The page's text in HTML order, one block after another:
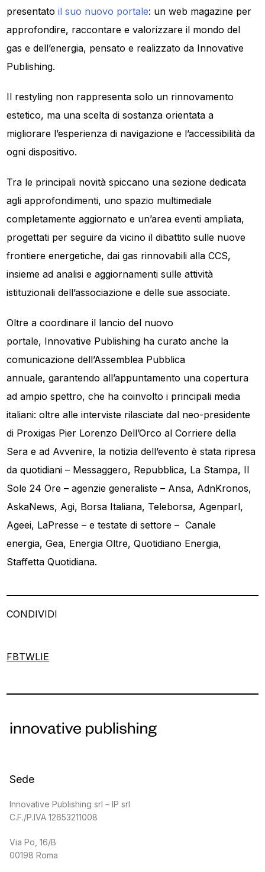
presentatoil suo nuovo portale: un web magazine per
approfondire, raccontare e valorizzare il mondo del
gas e dell’energia, pensato e realizzato da Innovative
Publishing.
Il restyling non rappresenta solo un rinnovamento
estetico, ma una scelta di sostanza orientata a
migliorare l’esperienza di navigazione e l’accessibilità da
ogni dispositivo.
Tra le principali novità spiccano una sezione dedicata
agli approfondimenti, uno spazio multimediale
completamente aggiornato e un’area eventi ampliata,
progettati per seguire da vicino il dibattito sulle nuove
frontiere energetiche, dai gas rinnovabili alla CCS,
insieme ad analisi e aggiornamenti sulle attività
istituzionali dell’associazione e delle sue associate.
Oltre a coordinare il lancio del nuovo
portale, Innovative Publishing ha curato anche la
comunicazione dell’Assemblea Pubblica
annuale, garantendo all’appuntamento una copertura
ad ampio spettro, che ha coinvolto i principali media
italiani: oltre alle interviste rilasciate dal neo-presidente
di Proxigas Pier Lorenzo Dell’Orco al Corriere della
Sera e ad Avvenire, la notizia dell’evento è stata ripresa
da quotidiani – Messaggero, Repubblica, La Stampa, Il
Sole 24 Ore – agenzie generaliste – Ansa, AdnKronos,
AskaNews, Agi, Borsa Italiana, Teleborsa, Agenparl,
Ageei, LaPresse – e testate di settore – Canale
energia, Gea, Energia Oltre, Quotidiano Energia,
Staffetta Quotidiana.
CONDIVIDI
FBTWLIE
Sede
Innovative Publishing srl – IP srl
C.F./P.IVA 12653211008
Via Po, 16/B
00198 Roma